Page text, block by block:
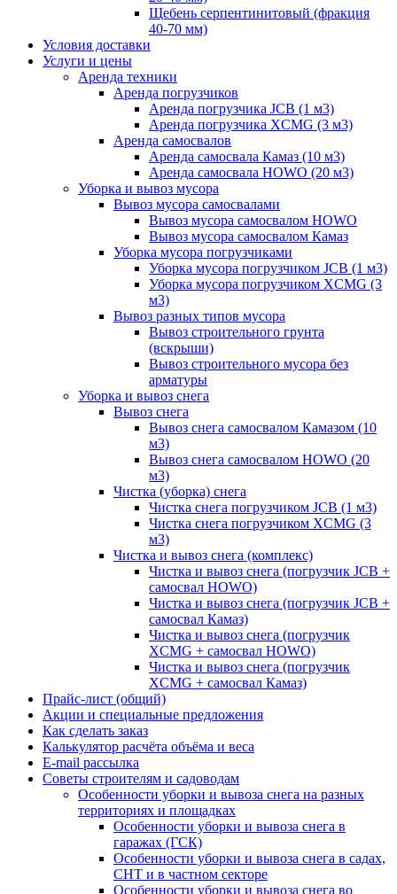
Щебень серпентинитовый (фракция
40-70 мм)
Условия доставки
Услуги и цены
Аренда техники
Аренда погрузчиков
Аренда погрузчика JCB (1 м3)
Аренда погрузчика XCMG (3 м3)
Аренда самосвалов
Аренда самосвала Камаз (10 м3)
Аренда самосвала HOWO (20 м3)
Уборка и вывоз мусора
Вывоз мусора самосвалами
Вывоз мусора самосвалом HOWO
Вывоз мусора самосвалом Камаз
Уборка мусора погрузчиками
Уборка мусора погрузчиком JCB (1 м3)
Уборка мусора погрузчиком XCMG (3
м3)
Вывоз разных типов мусора
Вывоз строительного грунта
(вскрыши)
Вывоз строительного мусора без
арматуры
Уборка и вывоз снега
Вывоз снега
Вывоз снега самосвалом Камазом (10
м3)
Вывоз снега самосвалом HOWO (20
м3)
Чистка (уборка) снега
Чистка снега погрузчиком JCB (1 м3)
Чистка снега погрузчиком XCMG (3
м3)
Чистка и вывоз снега (комплекс)
Чистка и вывоз снега (погрузчик JCB +
самосвал HOWO)
Чистка и вывоз снега (погрузчик JCB +
самосвал Камаз)
Чистка и вывоз снега (погрузчик
XCMG + самосвал HOWO)
Чистка и вывоз снега (погрузчик
XCMG + самосвал Камаз)
Прайс-лист (общий)
Акции и специальные предложения
Как сделать заказ
Калькулятор расчёта объёма и веса
E-mail рассылка
Советы строителям и садоводам
Особенности уборки и вывоза снега на разных
территориях и площадках
Особенности уборки и вывоза снега в
гаражах (ГСК)
Особенности уборки и вывоза снега в садах,
СНТ и в частном секторе
Особенности уборки и вывоза снега во